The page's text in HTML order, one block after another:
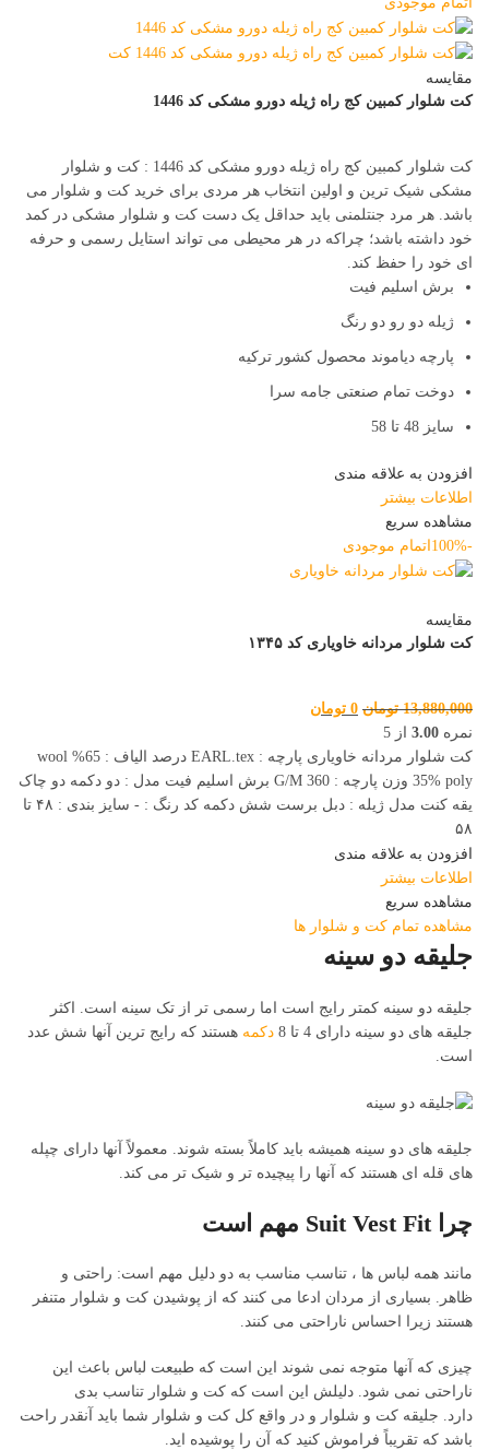
مقایسه
کت شلوار کمبین کج راه ژیله دورو مشکی کد 1446
کت شلوار کمبین کج راه ژیله دورو مشکی کد 1446 : کت و شلوار
مشکی شیک ترین و اولین انتخاب هر مردی برای خرید کت و شلوار می
باشد. هر مرد جنتلمنی باید حداقل یک دست کت و شلوار مشکی در کمد
خود داشته باشد؛ چراکه در هر محیطی می تواند استایل رسمی و حرفه
ای خود را حفظ کند.
برش اسلیم فیت
ژیله دو رو دو رنگ
پارچه دیاموند محصول کشور ترکیه
دوخت تمام صنعتی جامه سرا
سایز 48 تا 58
افزودن به علاقه مندی
اطلاعات بیشتر
مشاهده سریع
-100%
اتمام موجودی
مقایسه
کت شلوار مردانه خاویاری کد ۱۳۴۵
13,880,000 تومان 0 تومان
نمره 3.00 از 5
کت شلوار مردانه خاویاری پارچه : EARL.tex درصد الیاف : 65% wool
35% poly وزن پارچه : 360 G/M برش اسلیم فیت مدل : دو دکمه دو چاک
یقه کنت مدل ژیله : دبل برست شش دکمه کد رنگ : - سایز بندی : ۴۸ تا
۵۸
افزودن به علاقه مندی
اطلاعات بیشتر
مشاهده سریع
مشاهده تمام کت و شلوار ها
جلیقه دو سینه
جلیقه دو سینه کمتر رایج است اما رسمی تر از تک سینه است. اکثر
جلیقه های دو سینه دارای 4 تا 8
دکمه هستند که رایج ترین آنها شش عدد
است.
جلیقه های دو سینه همیشه باید کاملاً بسته شوند. معمولاً آنها دارای چپله
های قله ای هستند که آنها را پیچیده تر و شیک تر می کند.
چرا Suit Vest Fit مهم است
مانند همه لباس ها ، تناسب مناسب به دو دلیل مهم است: راحتی و
ظاهر. بسیاری از مردان ادعا می کنند که از پوشیدن کت و شلوار متنفر
هستند زیرا احساس ناراحتی می کنند.
چیزی که آنها متوجه نمی شوند این است که طبیعت لباس باعث این
ناراحتی نمی شود. دلیلش این است که کت و شلوار تناسب بدی
دارد. جلیقه کت و شلوار و در واقع کل کت و شلوار شما باید آنقدر راحت
باشد که تقریباً فراموش کنید که آن را پوشیده اید.